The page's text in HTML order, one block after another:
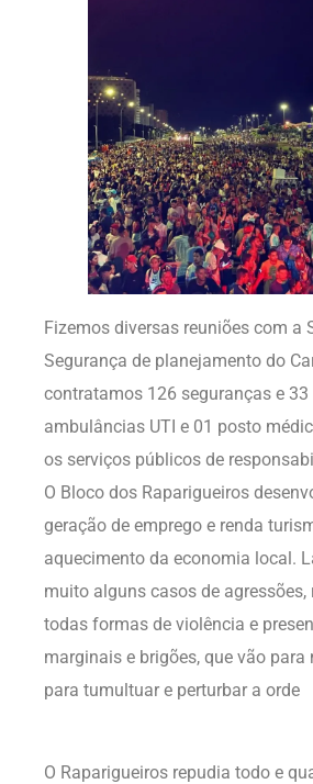
Fizemos diversas reuniões com a
Segurança de planejamento do
contratamos 126 seguranças e
ambulâncias UTI e 01 posto
os serviços públicos de
O Bloco dos Raparigueiros
geração de emprego e renda
aquecimento da economia local.
muito alguns casos de agressões,
todas formas de violência e
marginais e brigões, que vão para
para tumultuar e perturbar a orde
O Raparigueiros repudia todo e